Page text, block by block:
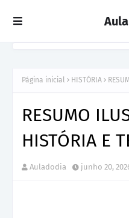
Página inicial HISTÓRIA
RESUMO
HISTÓRIA E
Auladodia junho 20,